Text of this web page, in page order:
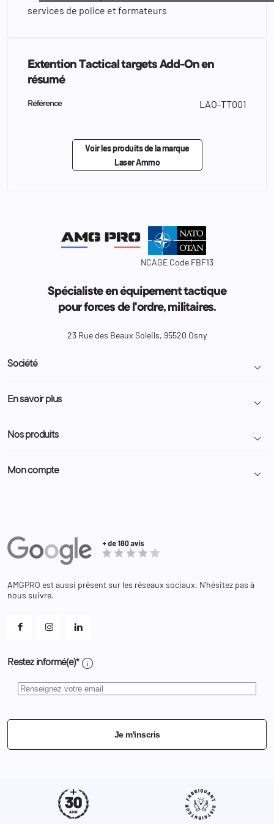
services de police et formateurs
Extention Tactical targets Add-On en
résumé
Référence LAO-TT001
Voir les produits de la marque
Laser Ammo
NCAGE Code FBF13
Spécialiste en équipement tactique
pour forces de l'ordre, militaires.
23 Rue des Beaux Soleils, 95520 Osny
Société 
Livraison et retour colis
Demande de devis
Nous contacter
En savoir plus 
Programme Fidélité
Administration
Nos produits 
Police Municipale | ASVP
Equipements
Bagagerie
Mon compte 
Adresses
Bons de réduction
Et les cookies ?
AMGPRO est aussi présent sur les réseaux sociaux. N'hésitez pas à
nous suivre.
Restez informé(e)* info
Je m'inscris